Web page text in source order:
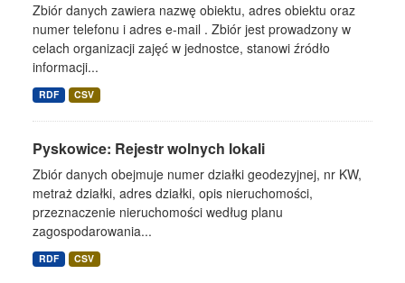
Zbiór danych zawiera nazwę obiektu, adres obiektu oraz
numer telefonu i adres e-mail . Zbiór jest prowadzony w
celach organizacji zajęć w jednostce, stanowi źródło
informacji...
RDF CSV
Pyskowice: Rejestr wolnych lokali
Zbiór danych obejmuje numer działki geodezyjnej, nr KW,
metraż działki, adres działki, opis nieruchomości,
przeznaczenie nieruchomości według planu
zagospodarowania...
RDF CSV